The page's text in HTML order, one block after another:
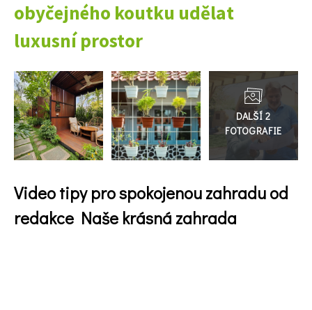
obyčejného koutku udělat
luxusní prostor
Přejít
do
galerie
Video tipy pro spokojenou zahradu od
redakce Naše krásná zahrada